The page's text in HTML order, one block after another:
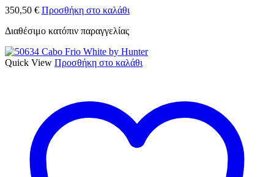
350,50 € Προσθήκη στο καλάθι
Διαθέσιμο κατόπιν παραγγελίας
Quick View Προσθήκη στο καλάθι